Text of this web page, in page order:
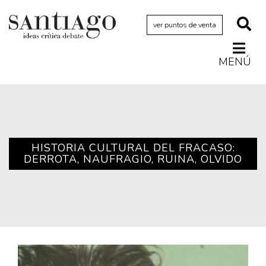
ver puntos de venta
MENÚ
Artes visuales
Ciencia
HISTORIA CULTURAL DEL FRACASO:
DERROTA, NAUFRAGIO, RUINA, OLVIDO